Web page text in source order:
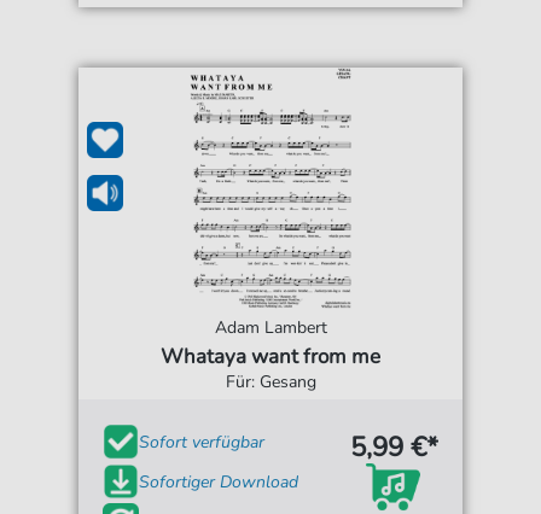
Adam Lambert
Whataya want from me
Für: Gesang
Sofort verfügbar
Sofortiger Download
5,99 €*